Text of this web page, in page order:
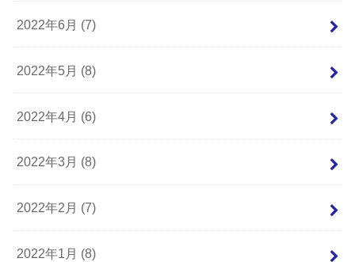
2022年6月 (7)
2022年5月 (8)
2022年4月 (6)
2022年3月 (8)
2022年2月 (7)
2022年1月 (8)